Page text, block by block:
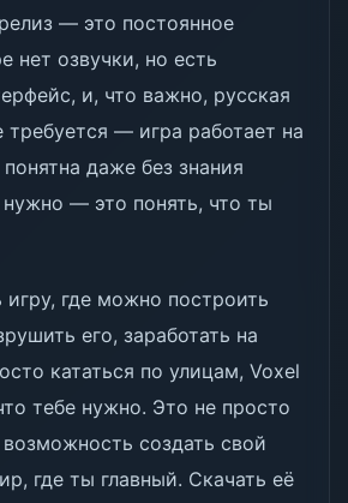
— это постоянное
нет озвучки, но есть
и, что важно, русская
требуется — игра работает на
даже без знания
нужно — это понять, что ты
где можно построить
его, заработать на
кататься по улицам, Voxel
тебе нужно. Это не просто
создать свой
где ты главный. Скачать её